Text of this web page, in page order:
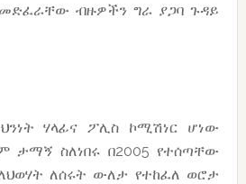
ብዙዎችን ግራ ያጋባ ጉዳይ
ሃላፊና ፖሊስ ኮሚሽነር ሆነው
ታማኝ ስለነበሩ በ2005 የተሰጣቸው
ለሰሩት ውለታ የተከፈለ ወሮታ